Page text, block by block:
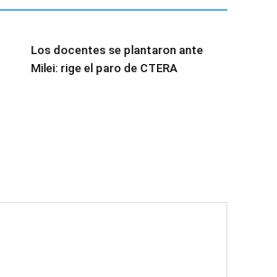
Los docentes se plantaron ante
Milei: rige el paro de CTERA